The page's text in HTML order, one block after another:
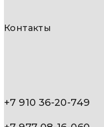
Контакты
+7 910 36-20-749